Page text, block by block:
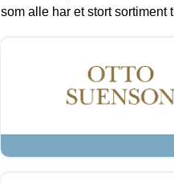
som alle har et stort sortiment